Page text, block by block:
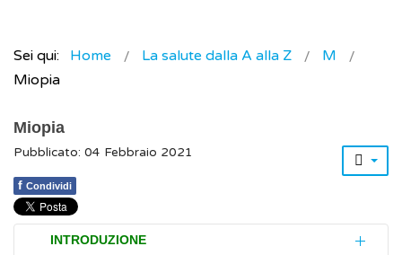
Sei qui: Home La salute dalla A alla Z
M
Miopia
Miopia
Pubblicato: 04 Febbraio 2021
f Condividi
INTRODUZIONE